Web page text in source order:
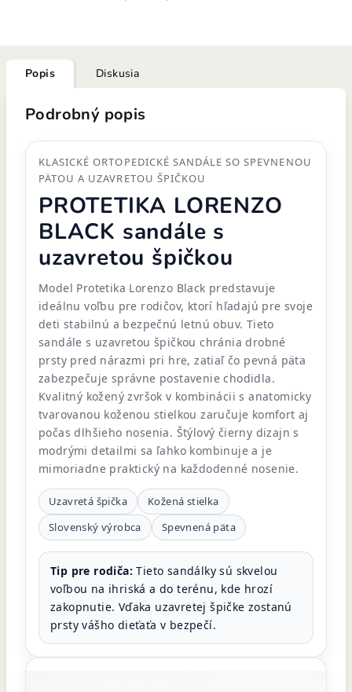
Popis Diskusia
Podrobný popis
KLASICKÉ ORTOPEDICKÉ SANDÁLE SO SPEVNENOU
PÄTOU A UZAVRETOU ŠPIČKOU
PROTETIKA LORENZO
BLACK sandále s
uzavretou špičkou
Model Protetika Lorenzo Black predstavuje
ideálnu voľbu pre rodičov, ktorí hľadajú pre svoje
deti stabilnú a bezpečnú letnú obuv. Tieto
sandále s uzavretou špičkou chránia drobné
prsty pred nárazmi pri hre, zatiaľ čo pevná päta
zabezpečuje správne postavenie chodidla.
Kvalitný kožený zvršok v kombinácii s anatomicky
tvarovanou koženou stielkou zaručuje komfort aj
počas dlhšieho nosenia. Štýlový čierny dizajn s
modrými detailmi sa ľahko kombinuje a je
mimoriadne praktický na každodenné nosenie.
Uzavretá špička
Kožená stielka
Slovenský výrobca
Spevnená päta
Tip pre rodiča: Tieto sandálky sú skvelou
voľbou na ihriská a do terénu, kde hrozí
zakopnutie. Vďaka uzavretej špičke zostanú
prsty vášho dieťaťa v bezpečí.